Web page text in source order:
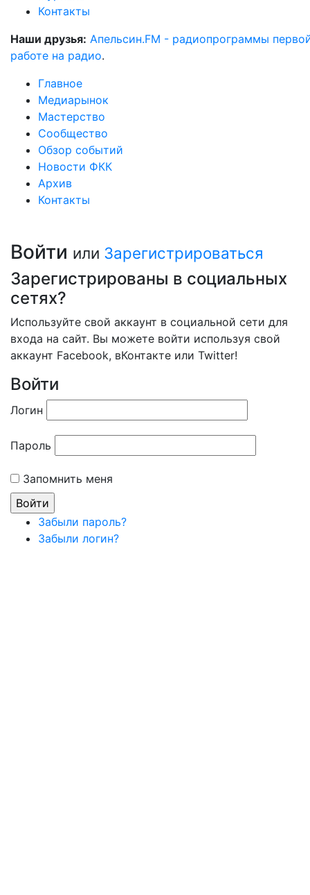
Контакты
Наши друзья: Апельсин.FM - радиопрограммы
работе на радио.
Главное
Медиарынок
Мастерство
Сообщество
Обзор событий
Новости ФКК
Архив
Контакты
Войти или Зарегистрироваться
Зарегистрированы в социальных
сетях?
Используйте свой аккаунт в социальной сети для
входа на сайт. Вы можете войти используя свой
аккаунт Facebook, вКонтакте или Twitter!
Войти
Логин
Пароль
Запомнить меня
Забыли пароль?
Забыли логин?